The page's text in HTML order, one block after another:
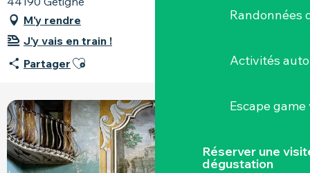
Randonnées
Activités
Escape
Réserver une
dégustation
M'y rendre
J'y vais en train !
Partager Ajouter aux favoris